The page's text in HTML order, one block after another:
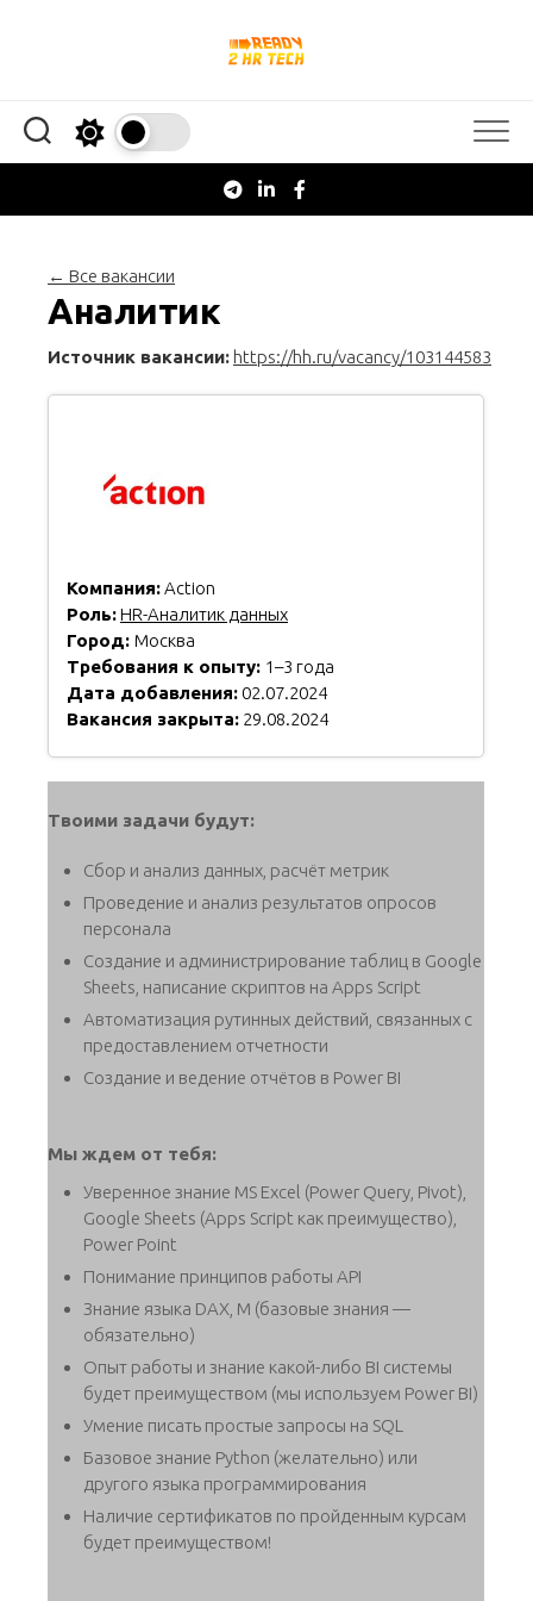
← Все вакансии
Аналитик
Источник вакансии: https://hh.ru/vacancy/103144583
Компания:Action
Роль:HR-Аналитик данных
Город: Москва
Требования к опыту: 1–3 года
Дата добавления: 02.07.2024
Вакансия закрыта: 29.08.2024
Твоими задачи будут:
Сбор и анализ данных, расчёт метрик
Проведение и анализ результатов опросов
персонала
Создание и администрирование таблиц в Google
Sheets, написание скриптов на Apps Script
Автоматизация рутинных действий, связанных с
предоставлением отчетности
Создание и ведение отчётов в Power BI
Мы ждем от тебя:
Уверенное знание MS Excel (Power Query, Pivot),
Google Sheets (Apps Script как преимущество),
Power Point
Понимание принципов работы API
Знание языка DAX, M (базовые знания —
обязательно)
Опыт работы и знание какой-либо BI системы
будет преимуществом (мы используем Power BI)
Умение писать простые запросы на SQL
Базовое знание Python (желательно) или
другого языка программирования
Наличие сертификатов по пройденным курсам
будет преимуществом!